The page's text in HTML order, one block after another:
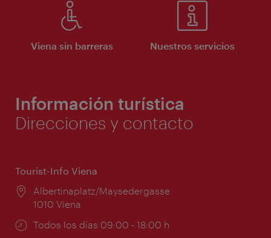
Viena sin barreras Nuestros servicios
Información turística
Direcciones y contacto
Tourist-Info Viena
Lugar:
Albertinaplatz/Maysedergasse
1010 Viena
Horarios
Todos los días 09:00 - 18:00 h